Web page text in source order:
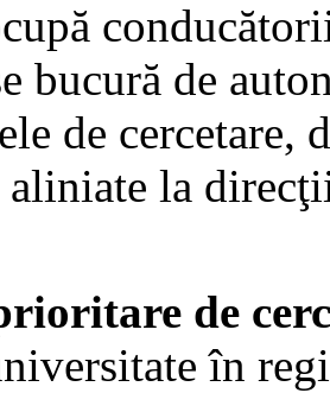
bucură de
de cercetare,
aliniate la
de
în